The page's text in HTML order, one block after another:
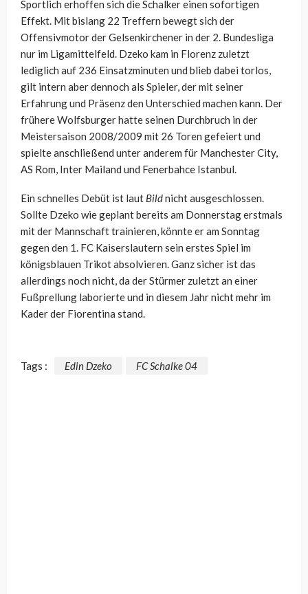
Sportlich erhoffen sich die Schalker einen sofortigen
Effekt. Mit bislang 22 Treffern bewegt sich der
Offensivmotor der Gelsenkirchener in der 2. Bundesliga
nur im Ligamittelfeld. Dzeko kam in Florenz zuletzt
lediglich auf 236 Einsatzminuten und blieb dabei torlos,
gilt intern aber dennoch als Spieler, der mit seiner
Erfahrung und Präsenz den Unterschied machen kann. Der
frühere Wolfsburger hatte seinen Durchbruch in der
Meistersaison 2008/2009 mit 26 Toren gefeiert und
spielte anschließend unter anderem für Manchester City,
AS Rom, Inter Mailand und Fenerbahce Istanbul.
Ein schnelles Debüt ist laut Bildnicht ausgeschlossen.
Sollte Dzeko wie geplant bereits am Donnerstag erstmals
mit der Mannschaft trainieren, könnte er am Sonntag
gegen den 1. FC Kaiserslautern sein erstes Spiel im
königsblauen Trikot absolvieren. Ganz sicher ist das
allerdings noch nicht, da der Stürmer zuletzt an einer
Fußprellung laborierte und in diesem Jahr nicht mehr im
Kader der Fiorentina stand.
Tags : Edin Dzeko FC Schalke 04